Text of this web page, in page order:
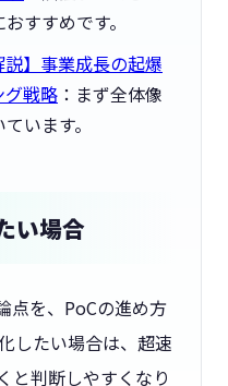
すすめです。
説】事業成長の起爆
グ戦略 ：まず全体像
います。
い場合
点を、PoCの進め方
したい場合は、超速
と判断しやすくなり